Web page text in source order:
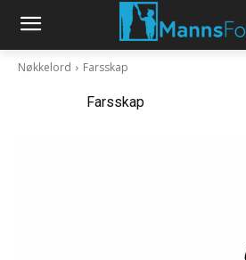
Nøkkelord Farsskap
Farsskap